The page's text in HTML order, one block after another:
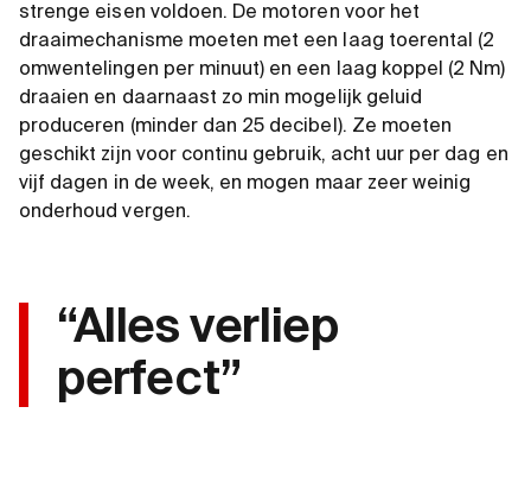
strenge eisen voldoen. De motoren voor het
draaimechanisme moeten met een laag toerental (2
omwentelingen per minuut) en een laag koppel (2 Nm)
draaien en daarnaast zo min mogelijk geluid
produceren (minder dan 25 decibel). Ze moeten
geschikt zijn voor continu gebruik, acht uur per dag en
vijf dagen in de week, en mogen maar zeer weinig
onderhoud vergen.
“Alles verliep
perfect”